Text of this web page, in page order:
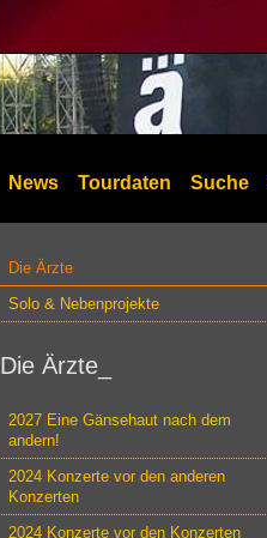
News Tourdaten Suche
Die Ärzte
Solo & Nebenprojekte
Die Ärzte_
2027 Eine Gänsehaut nach dem
andern!
2024 Konzerte vor den anderen
Konzerten
2024 Konzerte vor den Konzerten